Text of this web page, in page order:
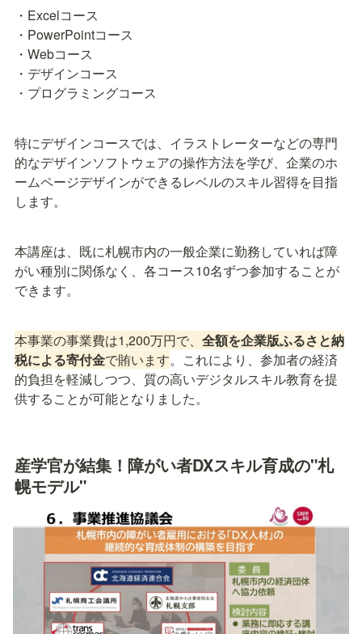
・Excelコース
・PowerPointコース
・Webコース
・デザインコース
・プログラミングコース
特にデザインコースでは、イラストレーターなどの専門
的なデザインソフトウェアの操作方法を学び、企業のホ
ームページデザインができるレベルのスキル習得を目指
します。
本講座は、既に札幌市内の一般企業に勤務していれば障
がい種別に関係なく、各コース10名ずつ参加することが
できます。
本事業の事業費は1,200万円で、 全額を企業版ふるさと納
税による寄付金で賄います。これにより、参加者の経済
的負担を軽減しつつ、質の高いデジタルスキル教育を提
供することが可能となりました。
産学官が結集！障がい者DXスキル育成の"札
幌モデル"